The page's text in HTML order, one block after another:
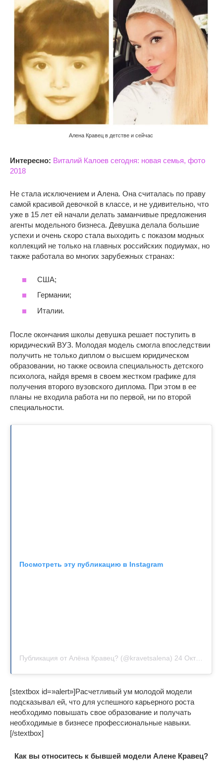
Алена Кравец в детстве и сейчас
Интересно: Виталий Калоев сегодня: новая семья, фото
2018
Не стала исключением и Алена. Она считалась по праву
самой красивой девочкой в классе, и не удивительно, что
уже в 15 лет ей начали делать заманчивые предложения
агенты модельного бизнеса. Девушка делала большие
успехи и очень скоро стала выходить с показом модных
коллекций не только на главных российских подиумах, но
также работала во многих зарубежных странах:
США;
Германии;
Италии.
После окончания школы девушка решает поступить в
юридический ВУЗ. Молодая модель смогла впоследствии
получить не только диплом о высшем юридическом
образовании, но также освоила специальность детского
психолога, найдя время в своем жестком графике для
получения второго вузовского диплома. При этом в ее
планы не входила работа ни по первой, ни по второй
специальности.
Посмотреть эту публикацию в Instagram
Публикация от Алёна Кравец? (@kravetsalena) 24 Окт 2018 в 1:21 PDT
[stextbox id=»alert»]Расчетливый ум молодой модели
подсказывал ей, что для успешного карьерного роста
необходимо повышать свое образование и получать
необходимые в бизнесе профессиональные навыки.
[/stextbox]
Как вы относитесь к бывшей модели Алене Кравец?